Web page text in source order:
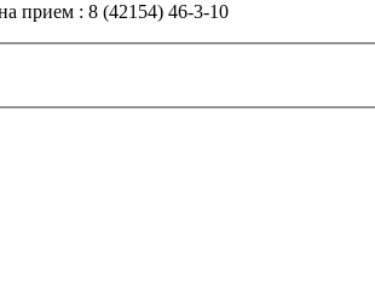
прием : 8 (42154) 46-3-10